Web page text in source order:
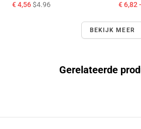
€ 4,56$4.96 € 6,82
BEKIJK MEER
Gerelateerde